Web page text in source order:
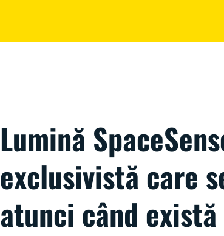
Lumină
exclusivistă care
atunci când